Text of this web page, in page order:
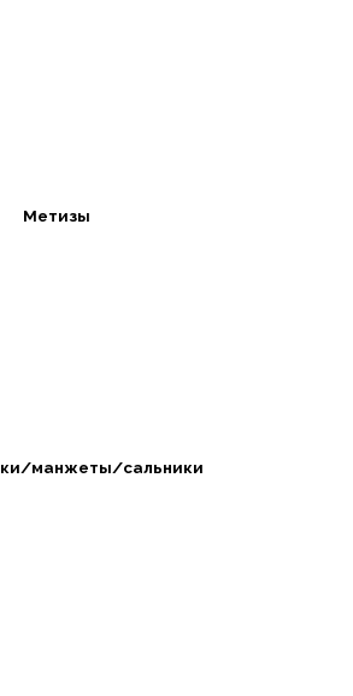
Метизы
манжеты/сальники